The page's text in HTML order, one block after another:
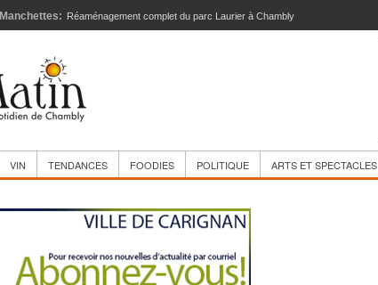
Manchettes: La cour d’école de la Passerelle sera réaménagée
VIN TENDANCES FOODIES POLITIQUE ARTS ET SPECTACLES